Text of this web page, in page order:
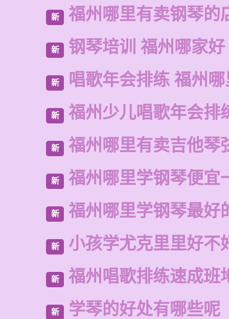
新 福州哪里有卖钢琴的
新 钢琴培训 福州哪家好
新 唱歌年会排练 福州
新 福州少儿唱歌年会排
新 福州哪里有卖吉他琴
新 福州哪里学钢琴便宜
新 福州哪里学钢琴最好
新 小孩学尤克里里好不
新 福州唱歌排练速成班
新 学琴的好处有哪些呢